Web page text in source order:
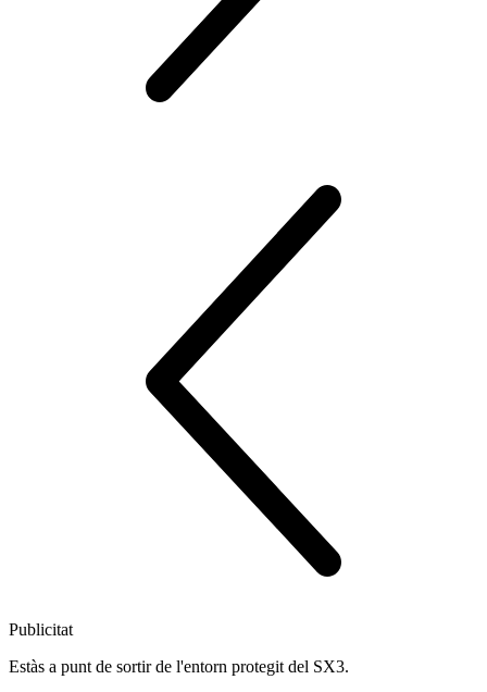
Publicitat
Estàs a punt de sortir de l'entorn protegit del SX3.